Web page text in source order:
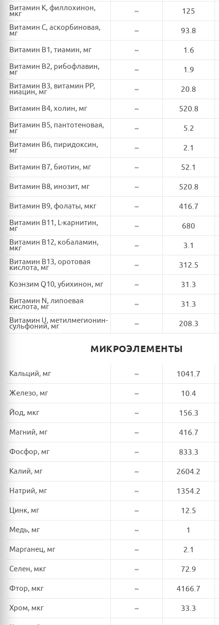
Витамин K, филлохинон,
мкг ~ 125
Витамин C, аскорбиновая,
мг ~ 93.8
Витамин B1, тиамин, мг ~ 1.6
Витамин B2, рибофлавин,
мг ~ 1.9
Витамин B3, витамин PP,
ниацин, мг ~ 20.8
Витамин B4, холин, мг ~ 520.8
Витамин B5, пантотеновая,
мг ~ 5.2
Витамин B6, пиридоксин,
мг ~ 2.1
Витамин B7, биотин, мг ~ 52.1
Витамин B8, инозит, мг ~ 520.8
Витамин B9, фолаты, мкг ~ 416.7
Витамин B11, L-карнитин,
мг ~ 680
Витамин B12, кобаламин,
мкг ~ 3.1
Витамин B13, оротовая
кислота, мг ~ 312.5
Коэнзим Q10, убихинон, мг ~ 31.3
Витамин N, липоевая
кислота, мг ~ 31.3
Витамин U, метилмегионин-
сульфоний, мг ~ 208.3
МИКРОЭЛЕМЕНТЫ
Кальций, мг ~ 1041.7
Железо, мг ~ 10.4
Йод, мкг ~ 156.3
Магний, мг ~ 416.7
Фосфор, мг ~ 833.3
Калий, мг ~ 2604.2
Натрий, мг ~ 1354.2
Цинк, мг ~ 12.5
Медь, мг ~ 1
Марганец, мг ~ 2.1
Селен, мкг ~ 72.9
Фтор, мкг ~ 4166.7
Хром, мкг ~ 33.3